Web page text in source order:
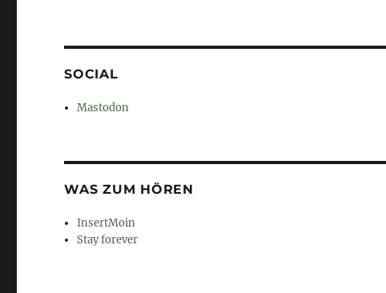
SOCIAL
Mastodon
WAS ZUM HÖREN
InsertMoin
Stay forever